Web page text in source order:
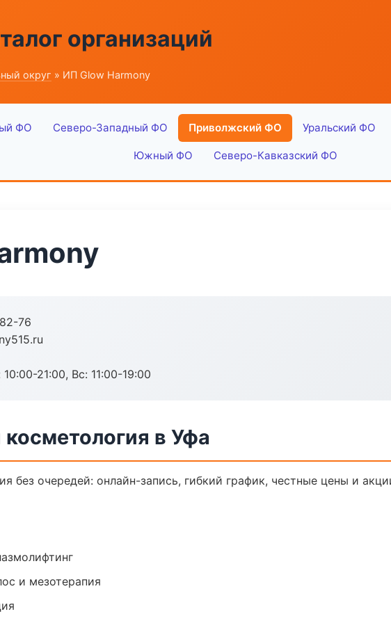
организаций
округ » ИП Glow Harmony
ФО Северо-Западный ФО Приволжский ФО Уральский ФО
Южный ФО Северо-Кавказский ФО
76
21:00, Вс: 11:00-19:00
в Уфа
без очередей: онлайн-запись, гибкий график, честные цены и
и мезотерапия